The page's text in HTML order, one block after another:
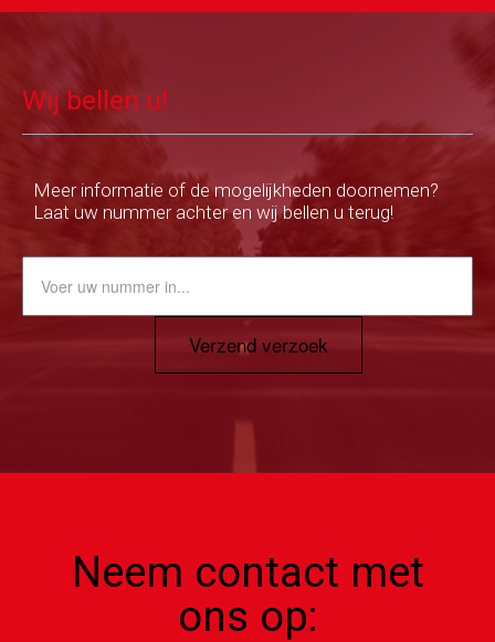
Wij bellen u!
Meer informatie of de mogelijkheden doornemen?
Laat uw nummer achter en wij bellen u terug!
Verzend verzoek
Neem contact met
ons op: